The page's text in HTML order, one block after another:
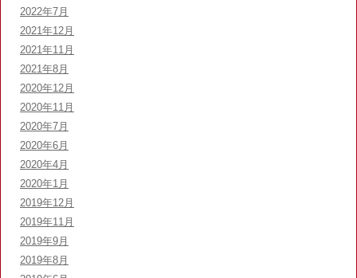
2022年7月
2021年12月
2021年11月
2021年8月
2020年12月
2020年11月
2020年7月
2020年6月
2020年4月
2020年1月
2019年12月
2019年11月
2019年9月
2019年8月